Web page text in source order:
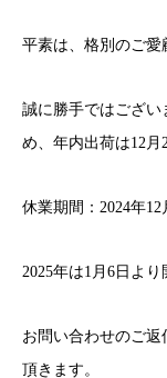
平素は、格別のご愛
誠に勝手ではござい
め、年内出荷は12月
休業期間：2024年12
2025年は1月6日より
お問い合わせのご返
頂きます。